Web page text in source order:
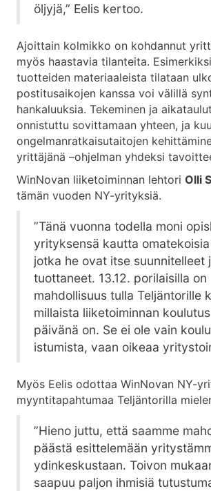
öljyjä,” Eelis kertoo.
Ajoittain kolmikko on kohdannut
myös haastavia tilanteita.
tuotteiden materiaaleista tilataan
postitusaikojen kanssa voi välillä
hankaluuksia. Tekeminen ja
onnistuttu sovittamaan yhteen, ja
ongelmanratkaisutaitojen
yrittäjänä –ohjelman yhdeksi
WinNovan liiketoiminnan lehtori Olli
tämän vuoden NY-yrityksiä.
”Tänä vuonna todella moni
yrityksensä kautta
jotka he ovat itse suunnitelleet
tuottaneet. 13.12. porilaisilla on
mahdollisuus tulla Teljäntorille
millaista liiketoiminnan
päivänä on. Se ei ole vain
istumista, vaan oikeaa
Myös Eelis odottaa WinNovan NY-
myyntitapahtumaa Teljäntorilla
”Hieno juttu, että saamme
päästä esittelemään
ydinkeskustaan. Toivon
saapuu paljon ihmisiä